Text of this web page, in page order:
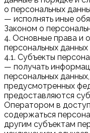
о персональных
— исполнять иные
Законом о
4. Основные права и
персональных данных
4.1. Субъекты
— получать
персональных
предусмотренных
предоставляются
Оператором в
содержаться
другим субъектам